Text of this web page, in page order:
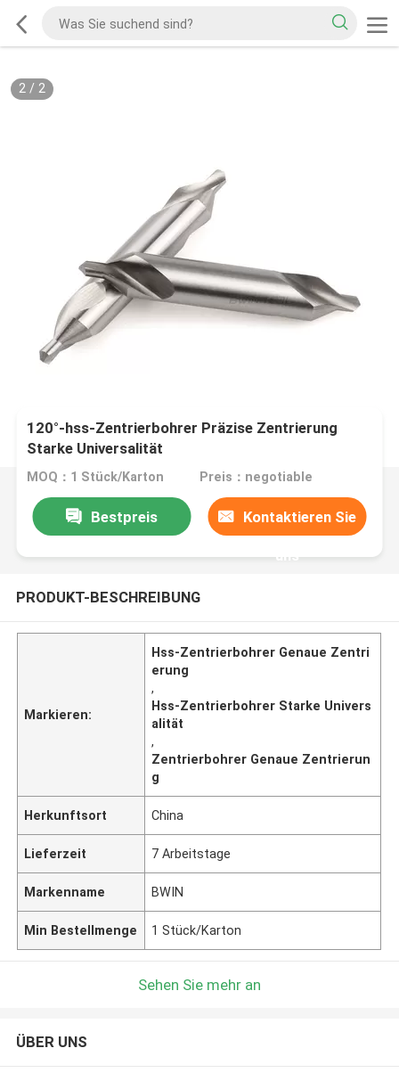
2/ 2
120°-hss-Zentrierbohrer Präzise Zentrierung
Starke Universalität
MOQ：1 Stück/Karton Preis：negotiable
Bestpreis Kontaktieren Sie
uns
PRODUKT-BESCHREIBUNG
Markieren:
Hss-Zentrierbohrer Genaue Zentri
erung
,
Hss-Zentrierbohrer Starke Univers
alität
,
Zentrierbohrer Genaue Zentrierun
g
Herkunftsort China
Lieferzeit 7 Arbeitstage
Markenname BWIN
Min Bestellmenge 1 Stück/Karton
Sehen Sie mehr an
ÜBER UNS